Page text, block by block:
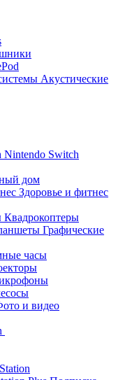
Акустические
Nintendo Switch
дом
Здоровье и фитнес
Квадрокоптеры
Графические
часы
и видео